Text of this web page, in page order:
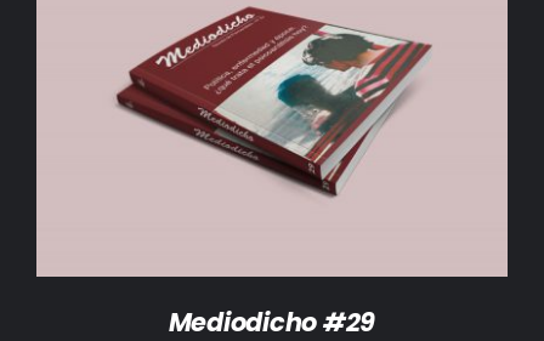
DETALLES
Mediodicho #29